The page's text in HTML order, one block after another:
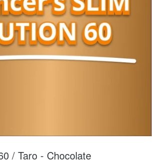
/ Taro - Chocolate